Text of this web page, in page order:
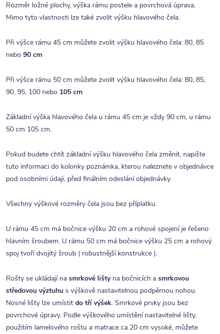
Rozměr ložné plochy, výška rámu postele a povrchová úprava.
Mimo tyto vlastnosti lze také zvolit výšku hlavového čela.
Při výšce rámu 45 cm můžete zvolit výšku hlavového čela: 80, 85
nebo 90 cm
Při výšce rámu 50 cm můžete zvolit výšku hlavového čela: 80, 85,
90, 95, 100 nebo 105 cm
Základní výška hlavového čela u rámu 45 cm je vždy 90 cm, u rámu
50 cm 105 cm.
Pokud budete chtít základní výšku hlavového čela změnit, napište
tuto informaci do kolonky poznámka, kterou naleznete v objednávce
pod osobními údaji, před finálním odeslání objednávky.
Všechny výškové rozměry čela jsou bez příplatku.
U rámu 45 cm má bočnice výšku 20 cm a rohové spojení je řešeno
hlavním šroubem. U rámu 50 cm má bočnice výšku 25 cm a rohový
spoj tvoří dvojitý šroub ( robustnější konstrukce ).
Rošty se ukládají na smrkové lištyna bočnicích a smrkovou
středovou výztuhu s výškově nastavitelnou podpěrnou nohou.
Nosné lišty lze umístit do tří výšek. Smrkové prvky jsou bez
povrchové úpravy. Podle výškového umístění nastavitelné lišty,
použitím lamelového roštu a matrace ca 20 cm vysoké, můžete